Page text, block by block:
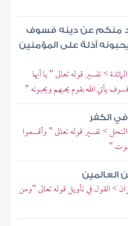
منكم عن دينه فسوف
أذلة على المؤمنين
> تفسير قوله تعالى " يا أيها
يأتي الله بقوم يحبهم ويحبونه "
الكفر
> تفسير قوله تعالى " وأقسموا
"
العالمين
> القول في تأويل قوله تعالى "ومن